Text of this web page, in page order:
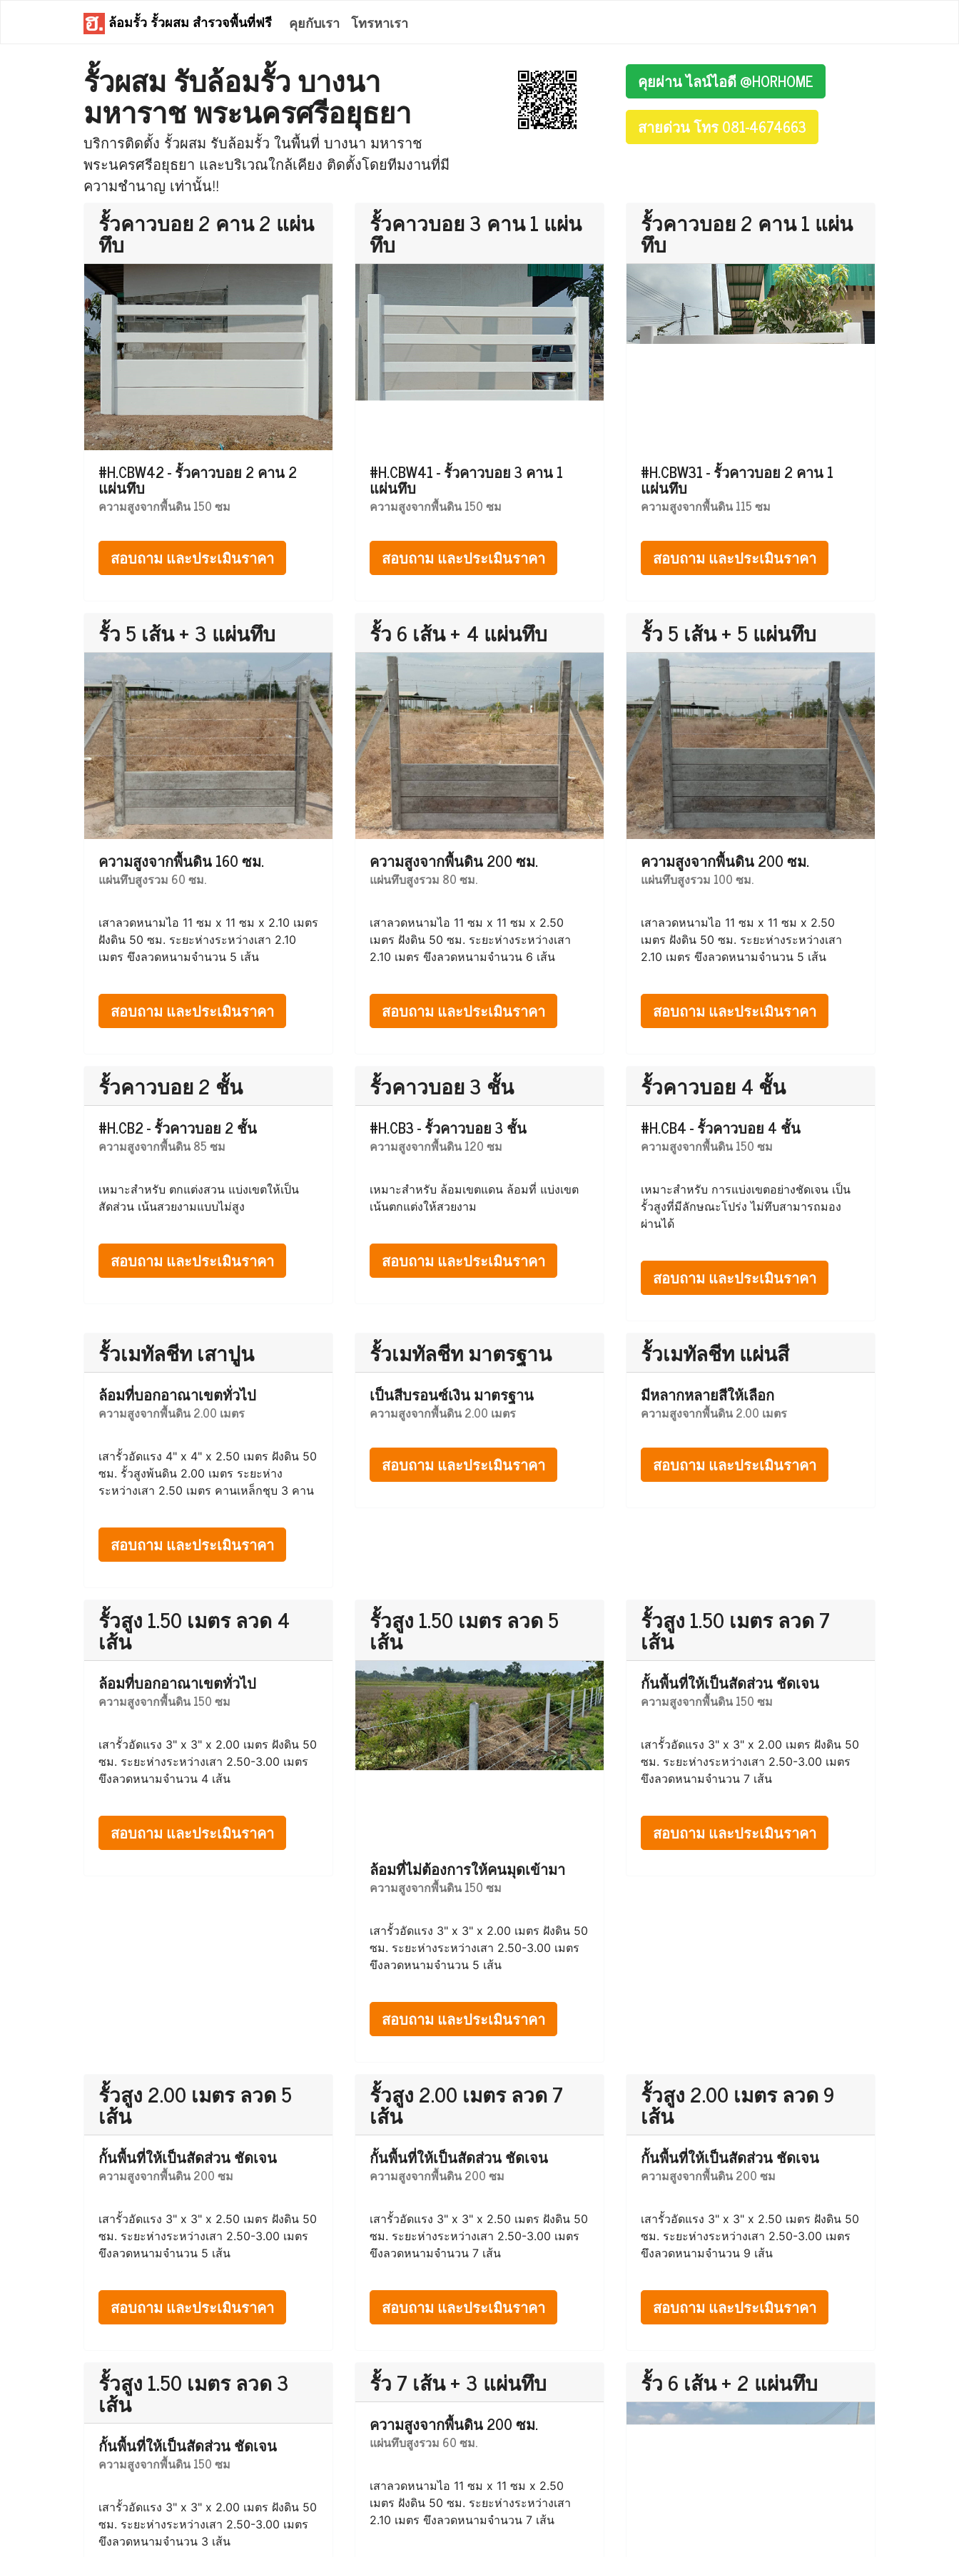
ล้อมรั้ว รั้วผสม สำรวจพื้นที่ฟรี คุยกับเรา โทรหาเรา
รั้วผสม รับล้อมรั้ว บางนา
มหาราช พระนครศรีอยุธยา
บริการติดตั้ง รั้วผสม รับล้อมรั้ว ในพื้นที่ บางนา มหาราช
พระนครศรีอยุธยา และบริเวณใกล้เคียง ติดตั้งโดยทีมงานที่มี
ความชำนาญ เท่านั้น!!
คุยผ่าน ไลน์ไอดี @HORHOME
สายด่วน โทร 081-4674663
รั้วคาวบอย 2 คาน 2 แผ่น
ทึบ
#H.CBW42 - รั้วคาวบอย 2 คาน 2
แผ่นทึบ
ความสูงจากพื้นดิน 150 ซม
สอบถาม และประเมินราคา
รั้วคาวบอย 3 คาน 1 แผ่น
ทึบ
#H.CBW41 - รั้วคาวบอย 3 คาน 1
แผ่นทึบ
ความสูงจากพื้นดิน 150 ซม
สอบถาม และประเมินราคา
รั้วคาวบอย 2 คาน 1 แผ่น
ทึบ
#H.CBW31 - รั้วคาวบอย 2 คาน 1
แผ่นทึบ
ความสูงจากพื้นดิน 115 ซม
สอบถาม และประเมินราคา
รั้ว 5 เส้น + 3 แผ่นทึบ
ความสูงจากพื้นดิน 160 ซม.
แผ่นทึบสูงรวม 60 ซม.
เสาลวดหนามไอ 11 ซม x 11 ซม x 2.10 เมตร
ฝังดิน 50 ซม. ระยะห่างระหว่างเสา 2.10
เมตร ขึงลวดหนามจำนวน 5 เส้น
สอบถาม และประเมินราคา
รั้ว 6 เส้น + 4 แผ่นทึบ
ความสูงจากพื้นดิน 200 ซม.
แผ่นทึบสูงรวม 80 ซม.
เสาลวดหนามไอ 11 ซม x 11 ซม x 2.50
เมตร ฝังดิน 50 ซม. ระยะห่างระหว่างเสา
2.10 เมตร ขึงลวดหนามจำนวน 6 เส้น
สอบถาม และประเมินราคา
รั้ว 5 เส้น + 5 แผ่นทึบ
ความสูงจากพื้นดิน 200 ซม.
แผ่นทึบสูงรวม 100 ซม.
เสาลวดหนามไอ 11 ซม x 11 ซม x 2.50
เมตร ฝังดิน 50 ซม. ระยะห่างระหว่างเสา
2.10 เมตร ขึงลวดหนามจำนวน 5 เส้น
สอบถาม และประเมินราคา
รั้วคาวบอย 2 ชั้น
#H.CB2 - รั้วคาวบอย 2 ชั้น
ความสูงจากพื้นดิน 85 ซม
เหมาะสำหรับ ตกแต่งสวน แบ่งเขตให้เป็น
สัดส่วน เน้นสวยงามแบบไม่สูง
สอบถาม และประเมินราคา
รั้วคาวบอย 3 ชั้น
#H.CB3 - รั้วคาวบอย 3 ชั้น
ความสูงจากพื้นดิน 120 ซม
เหมาะสำหรับ ล้อมเขตแดน ล้อมที่ แบ่งเขต
เน้นตกแต่งให้สวยงาม
สอบถาม และประเมินราคา
รั้วคาวบอย 4 ชั้น
#H.CB4 - รั้วคาวบอย 4 ชั้น
ความสูงจากพื้นดิน 150 ซม
เหมาะสำหรับ การแบ่งเขตอย่างชัดเจน เป็น
รั้วสูงที่มีลักษณะโปร่ง ไม่ทึบสามารถมอง
ผ่านได้
สอบถาม และประเมินราคา
รั้วเมทัลชีท เสาปูน
ล้อมที่บอกอาณาเขตทั่วไป
ความสูงจากพื้นดิน 2.00 เมตร
เสารั้วอัดแรง 4" x 4" x 2.50 เมตร ฝังดิน 50
ซม. รั้วสูงพ้นดิน 2.00 เมตร ระยะห่าง
ระหว่างเสา 2.50 เมตร คานเหล็กชุบ 3 คาน
สอบถาม และประเมินราคา
รั้วเมทัลชีท มาตรฐาน
เป็นสีบรอนซ์เงิน มาตรฐาน
ความสูงจากพื้นดิน 2.00 เมตร
สอบถาม และประเมินราคา
รั้วเมทัลชีท แผ่นสี
มีหลากหลายสีให้เลือก
ความสูงจากพื้นดิน 2.00 เมตร
สอบถาม และประเมินราคา
รั้วสูง 1.50 เมตร ลวด 4
เส้น
ล้อมที่บอกอาณาเขตทั่วไป
ความสูงจากพื้นดิน 150 ซม
เสารั้วอัดแรง 3" x 3" x 2.00 เมตร ฝังดิน 50
ซม. ระยะห่างระหว่างเสา 2.50-3.00 เมตร
ขึงลวดหนามจำนวน 4 เส้น
สอบถาม และประเมินราคา
รั้วสูง 1.50 เมตร ลวด 5
เส้น
ล้อมที่ไม่ต้องการให้คนมุดเข้ามา
ความสูงจากพื้นดิน 150 ซม
เสารั้วอัดแรง 3" x 3" x 2.00 เมตร ฝังดิน 50
ซม. ระยะห่างระหว่างเสา 2.50-3.00 เมตร
ขึงลวดหนามจำนวน 5 เส้น
สอบถาม และประเมินราคา
รั้วสูง 1.50 เมตร ลวด 7
เส้น
รั้วสูง 2.00 เมตร ลวด 5
เส้น
กั้นพื้นที่ให้เป็นสัดส่วน ชัดเจน
ความสูงจากพื้นดิน 200 ซม
เสารั้วอัดแรง 3" x 3" x 2.50 เมตร ฝังดิน 50
ซม. ระยะห่างระหว่างเสา 2.50-3.00 เมตร
ขึงลวดหนามจำนวน 5 เส้น
สอบถาม และประเมินราคา
รั้วสูง 2.00 เมตร ลวด 7
เส้น
กั้นพื้นที่ให้เป็นสัดส่วน ชัดเจน
ความสูงจากพื้นดิน 200 ซม
เสารั้วอัดแรง 3" x 3" x 2.50 เมตร ฝังดิน 50
ซม. ระยะห่างระหว่างเสา 2.50-3.00 เมตร
ขึงลวดหนามจำนวน 7 เส้น
สอบถาม และประเมินราคา
รั้วสูง 2.00 เมตร ลวด 9
เส้น
กั้นพื้นที่ให้เป็นสัดส่วน ชัดเจน
ความสูงจากพื้นดิน 200 ซม
เสารั้วอัดแรง 3" x 3" x 2.50 เมตร ฝังดิน 50
ซม. ระยะห่างระหว่างเสา 2.50-3.00 เมตร
ขึงลวดหนามจำนวน 9 เส้น
สอบถาม และประเมินราคา
รั้วสูง 1.50 เมตร ลวด 3
เส้น
กั้นพื้นที่ให้เป็นสัดส่วน ชัดเจน
ความสูงจากพื้นดิน 150 ซม
เสารั้วอัดแรง 3" x 3" x 2.00 เมตร ฝังดิน 50
ซม. ระยะห่างระหว่างเสา 2.50-3.00 เมตร
ขึงลวดหนามจำนวน 3 เส้น
รั้ว 7 เส้น + 3 แผ่นทึบ
ความสูงจากพื้นดิน 200 ซม.
แผ่นทึบสูงรวม 60 ซม.
เสาลวดหนามไอ 11 ซม x 11 ซม x 2.50
เมตร ฝังดิน 50 ซม. ระยะห่างระหว่างเสา
2.10 เมตร ขึงลวดหนามจำนวน 7 เส้น
รั้ว 6 เส้น + 2 แผ่นทึบ